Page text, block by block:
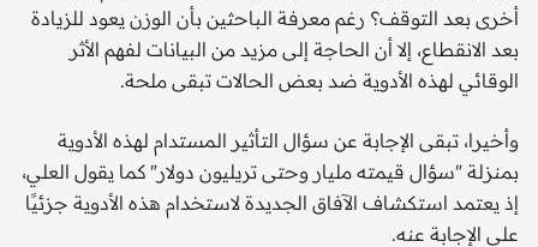
أخرى بعد التوقف؟ رغم معرفة الباحثين بأن الوزن يعود للزيادة
بعد الانقطاع، إلا أن الحاجة إلى مزيد من البيانات لفهم الأثر
الوقائي لهذه الأدوية ضد بعض الحالات تبقى ملحة.
وأخيرا، تبقى الإجابة عن سؤال التأثير المستدام لهذه الأدوية
بمنزلة "سؤال قيمته مليار وحتى تريليون دولار" كما يقول العلي،
إذ يعتمد استكشاف الآفاق الجديدة لاستخدام هذه الأدوية جزئيًا
على الإجابة عنه.